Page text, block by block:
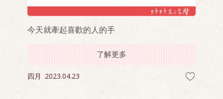
今天就牽起喜歡的人的手
了解更多
四月 2023.04.23